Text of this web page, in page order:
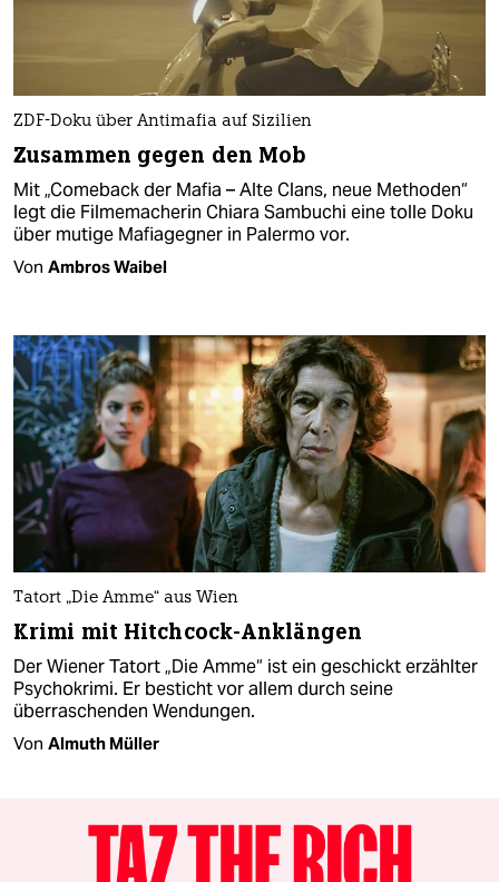
ZDF-Doku über Antimafia auf Sizilien
Zusammen gegen den Mob
Mit „Comeback der Mafia – Alte Clans, neue Methoden“
legt die Filmemacherin Chiara Sambuchi eine tolle Doku
über mutige Mafiagegner in Palermo vor.
Von Ambros Waibel
Tatort „Die Amme“ aus Wien
Krimi mit Hitchcock-Anklängen
Der Wiener Tatort „Die Amme“ ist ein geschickt erzählter
Psychokrimi. Er besticht vor allem durch seine
überraschenden Wendungen.
Von Almuth Müller